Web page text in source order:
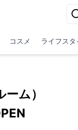
コスメ ライフスタ
ム）